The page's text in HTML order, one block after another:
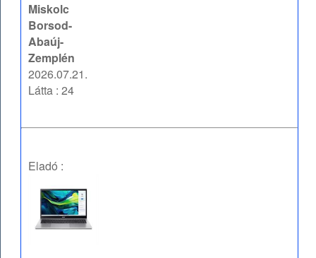
Miskolc
Borsod-
Abaúj-
Zemplén
2026.07.21.
Látta : 24
Eladó :